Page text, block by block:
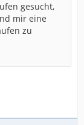
gesucht,
mir eine
zu